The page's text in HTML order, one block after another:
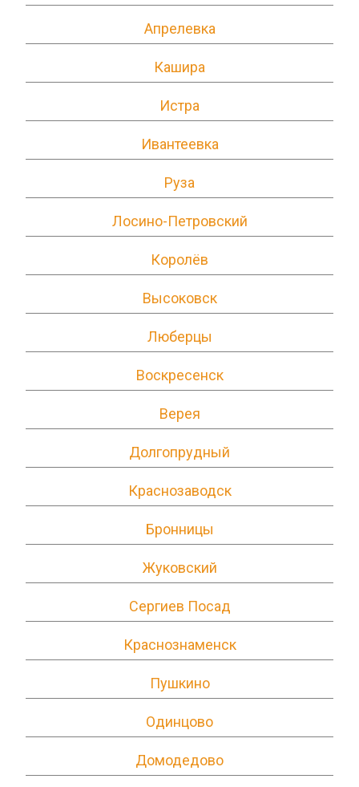
Апрелевка
Кашира
Истра
Ивантеевка
Руза
Лосино-Петровский
Королёв
Высоковск
Люберцы
Воскресенск
Верея
Долгопрудный
Краснозаводск
Бронницы
Жуковский
Сергиев Посад
Краснознаменск
Пушкино
Одинцово
Домодедово